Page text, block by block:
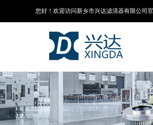
您好！欢迎访问新乡市兴达滤清器有限公司官